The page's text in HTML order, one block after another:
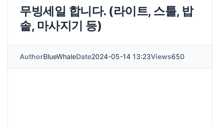
무빙세일 합니다. (라이트, 스툴, 밥
솥, 마사지기 등)
AuthorBlueWhaleDate2024-05-14 13:23Views650